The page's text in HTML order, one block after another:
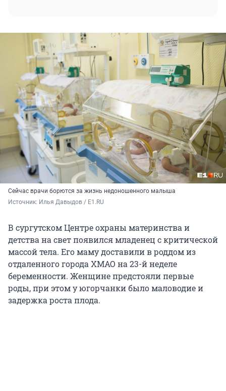
Сейчас врачи борются за жизнь недоношенного малыша
Источник: Илья Давыдов / E1.RU
В сургутском Центре охраны материнства и
детства на свет появился младенец с критической
массой тела. Его маму доставили в роддом из
отдаленного города ХМАО на 23-й неделе
беременности. Женщине предстояли первые
роды, при этом у югорчанки было маловодие и
задержка роста плода.